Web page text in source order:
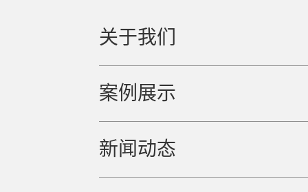
关于我们
案例展示
新闻动态